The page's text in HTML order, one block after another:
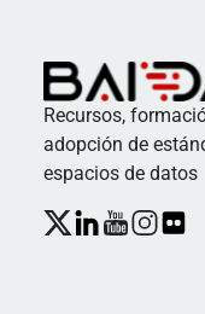
Recursos,
adopción de
espacios de datos